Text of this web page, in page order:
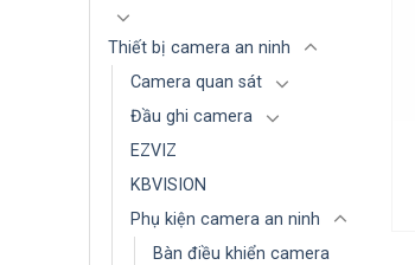
Thiết bị camera an ninh
Camera quan sát
Đầu ghi camera
EZVIZ
KBVISION
Phụ kiện camera an ninh
Bàn điều khiển camera